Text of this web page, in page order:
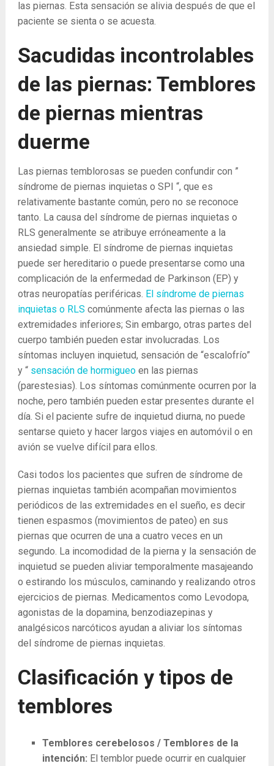
las piernas. Esta sensación se alivia después de que el
paciente se sienta o se acuesta.
Sacudidas incontrolables
de las piernas: Temblores
de piernas mientras
duerme
Las piernas temblorosas se pueden confundir con ”
síndrome de piernas inquietas o SPI “, que es
relativamente bastante común, pero no se reconoce
tanto. La causa del síndrome de piernas inquietas o
RLS generalmente se atribuye erróneamente a la
ansiedad simple. El síndrome de piernas inquietas
puede ser hereditario o puede presentarse como una
complicación de la enfermedad de Parkinson (EP) y
otras neuropatías periféricas. El síndrome de piernas
inquietas o RLS comúnmente afecta las piernas o las
extremidades inferiores; Sin embargo, otras partes del
cuerpo también pueden estar involucradas. Los
síntomas incluyen inquietud, sensación de “escalofrío”
y “sensación de hormigueo en las piernas
(parestesias). Los síntomas comúnmente ocurren por la
noche, pero también pueden estar presentes durante el
día. Si el paciente sufre de inquietud diurna, no puede
sentarse quieto y hacer largos viajes en automóvil o en
avión se vuelve difícil para ellos.
Casi todos los pacientes que sufren de síndrome de
piernas inquietas también acompañan movimientos
periódicos de las extremidades en el sueño, es decir
tienen espasmos (movimientos de pateo) en sus
piernas que ocurren de una a cuatro veces en un
segundo. La incomodidad de la pierna y la sensación de
inquietud se pueden aliviar temporalmente masajeando
o estirando los músculos, caminando y realizando otros
ejercicios de piernas. Medicamentos como Levodopa,
agonistas de la dopamina, benzodiazepinas y
analgésicos narcóticos ayudan a aliviar los síntomas
del síndrome de piernas inquietas.
Clasificación y tipos de
temblores
Temblores cerebelosos / Temblores de la
intención: El temblor puede ocurrir en cualquier